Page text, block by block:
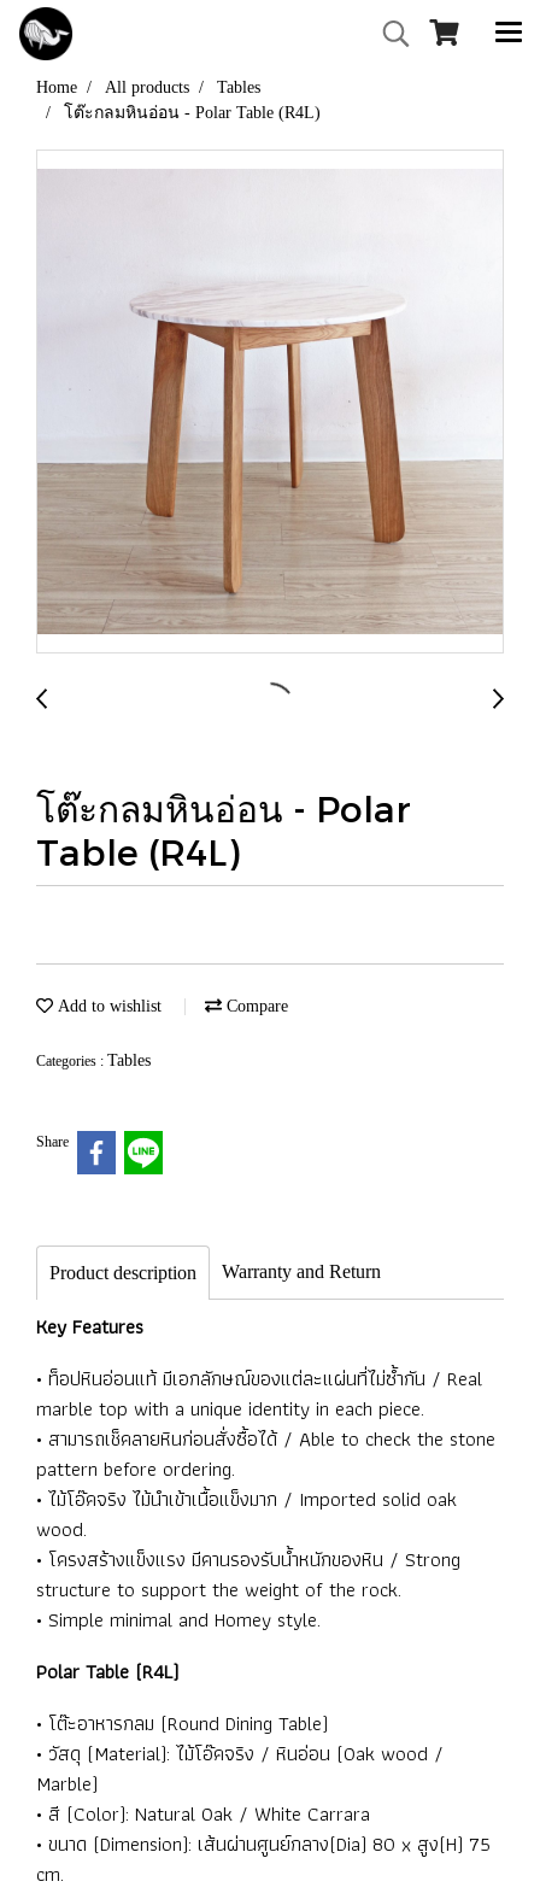
Home All products
Tables
โต๊ะกลมหินอ่อน - Polar Table (R4L)
โต๊ะกลมหินอ่อน - Polar
Table (R4L)
Add to wishlist Compare
Categories : Tables
Share
Product description Warranty and Return
Key Features
• ท็อปหินอ่อนแท้ มีเอกลักษณ์ของแต่ละแผ่นที่ไม่ซ้ำกัน / Real
marble top with a unique identity in each piece.
• สามารถเช็คลายหินก่อนสั่งซื้อได้ / Able to check the stone
pattern before ordering.
• ไม้โอ๊คจริง ไม้นำเข้าเนื้อแข็งมาก / Imported solid oak
wood.
• โครงสร้างแข็งแรง มีคานรองรับน้ำหนักของหิน / Strong
structure to support the weight of the rock.
• Simple minimal and Homey style.
Polar Table (R4L)
• โต๊ะอาหารกลม (Round Dining Table)
• วัสดุ (Material): ไม้โอ๊คจริง / หินอ่อน (Oak wood /
Marble)
• สี (Color): Natural Oak / White Carrara
• ขนาด (Dimension): เส้นผ่านศูนย์กลาง(Dia) 80 x สูง(H) 75
cm.